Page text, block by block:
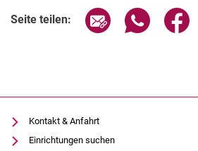
Seite teilen: Seite über E-
Seite
Kontakt & Anfahrt
Einrichtungen suchen